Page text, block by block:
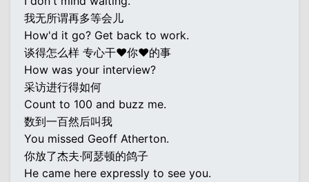
我无所谓再多等会儿
How'd it go? Get back to work.
谈得怎么样 专心干♥你♥的事
How was your interview?
采访进行得如何
Count to 100 and buzz me.
数到一百然后叫我
You missed Geoff Atherton.
你放了杰夫·阿瑟顿的鸽子
He came here expressly to see you.